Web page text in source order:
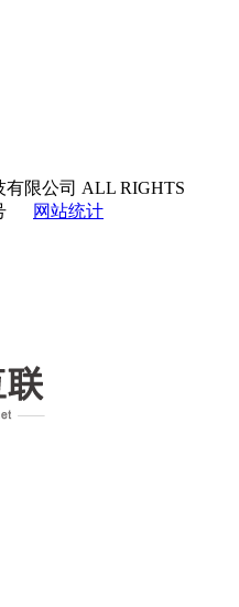
限公司 ALL RIGHTS
网站统计